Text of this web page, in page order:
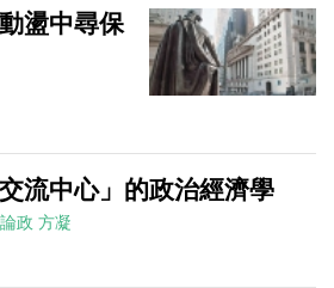
盪中尋保
流中心」的政治經濟學
政 方凝